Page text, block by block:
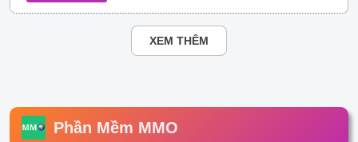
XEM THÊM
Phần Mềm MMO